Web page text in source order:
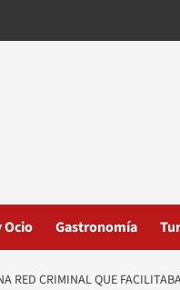
Ocio Gastronomía
RED CRIMINAL QUE